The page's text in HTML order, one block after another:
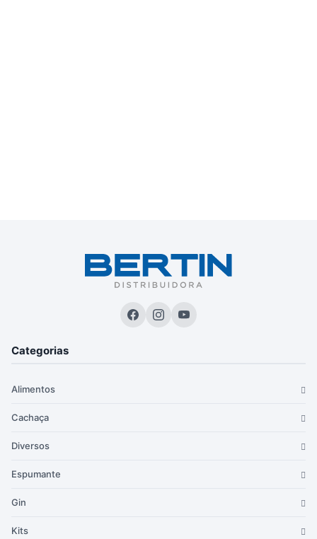
Categorias
Alimentos
Cachaça
Diversos
Espumante
Gin
Kits